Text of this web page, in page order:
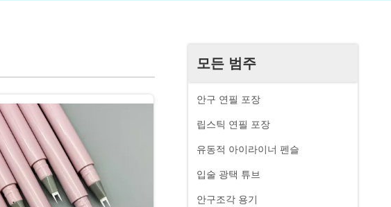
모든 범주
안구 연필 포장
립스틱 연필 포장
유동적 아이라이너 펜슬
입술 광택 튜브
안구조각 용기